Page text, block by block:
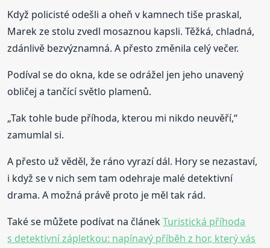
Když policisté odešli a oheň v kamnech tiše praskal,
Marek ze stolu zvedl mosaznou kapsli. Těžká, chladná,
zdánlivě bezvýznamná. A přesto změnila celý večer.
Podíval se do okna, kde se odrážel jen jeho unavený
obličej a tančící světlo plamenů.
„Tak tohle bude příhoda, kterou mi nikdo neuvěří,“
zamumlal si.
A přesto už věděl, že ráno vyrazí dál. Hory se nezastaví,
i když se v nich sem tam odehraje malé detektivní
drama. A možná právě proto je měl tak rád.
Také se můžete podívat na článekTuristická příhoda
s detektivní zápletkou: napínavý příběh z hor, který vás